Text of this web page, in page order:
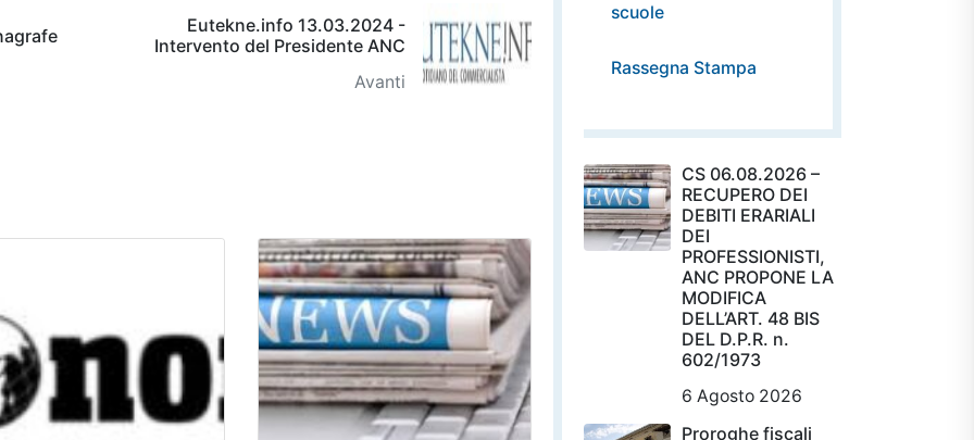
Eutekne.info 13.03.2024 -
Intervento del Presidente ANC
Avanti
scuole
Rassegna Stampa
CS 06.08.2026 –
RECUPERO DEI
DEBITI ERARIALI
DEI
PROFESSIONISTI,
ANC PROPONE LA
MODIFICA
DELL’ART. 48 BIS
DEL D.P.R. n.
602/1973
6 Agosto 2026
Proroghe fiscali